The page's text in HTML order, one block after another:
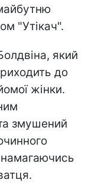
"Утікач".
який
до
жінки.
змушений